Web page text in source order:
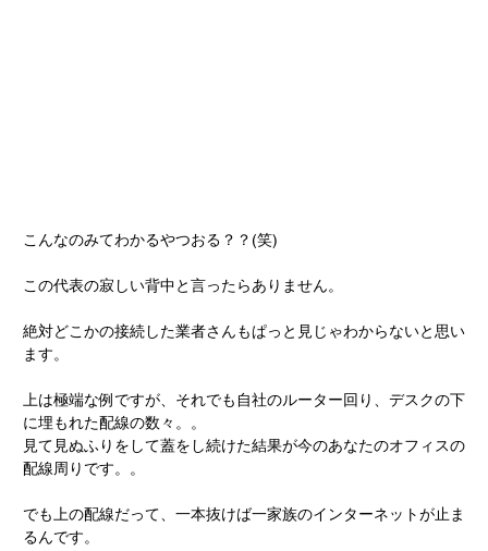
こんなのみてわかるやつおる？？(笑)
この代表の寂しい背中と言ったらありません。
絶対どこかの接続した業者さんもぱっと見じゃわからないと思い
ます。
上は極端な例ですが、それでも自社のルーター回り、デスクの下
に埋もれた配線の数々。。
見て見ぬふりをして蓋をし続けた結果が今のあなたのオフィスの
配線周りです。。
でも上の配線だって、一本抜けば一家族のインターネットが止ま
るんです。